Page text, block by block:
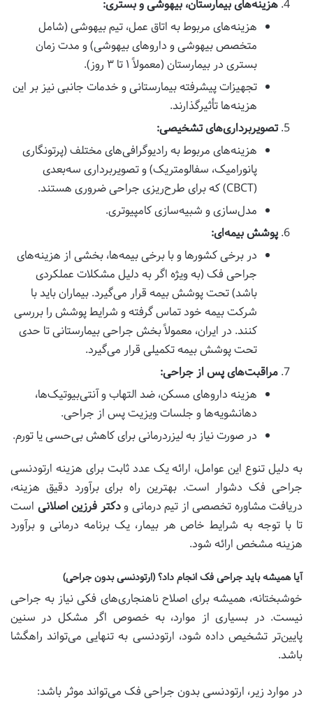
هزینه‌های بیمارستان، بیهوشی و بستری:
هزینه‌های مربوط به اتاق عمل، تیم بیهوشی (شامل
متخصص بیهوشی و داروهای بیهوشی) و مدت زمان
بستری در بیمارستان (معمولاً ۱ تا ۳ روز).
تجهیزات پیشرفته بیمارستانی و خدمات جانبی نیز بر این
هزینه‌ها تأثیرگذارند.
تصویربرداری‌های تشخیصی:
هزینه‌های مربوط به رادیوگرافی‌های مختلف (پرتونگاری
پانورامیک، سفالومتریک) و تصویربرداری سه‌بعدی
(CBCT) که برای طرح‌ریزی جراحی ضروری هستند.
مدل‌سازی و شبیه‌سازی کامپیوتری.
پوشش بیمه‌ای:
در برخی کشورها و با برخی بیمه‌ها، بخشی از هزینه‌های
جراحی فک (به ویژه اگر به دلیل مشکلات عملکردی
باشد) تحت پوشش بیمه قرار می‌گیرد. بیماران باید با
شرکت بیمه خود تماس گرفته و شرایط پوشش را بررسی
کنند. در ایران، معمولاً بخش جراحی بیمارستانی تا حدی
تحت پوشش بیمه تکمیلی قرار می‌گیرد.
مراقبت‌های پس از جراحی:
هزینه داروهای مسکن، ضد التهاب و آنتی‌بیوتیک‌ها،
دهانشویه‌ها و جلسات ویزیت پس از جراحی.
در صورت نیاز به لیزردرمانی برای کاهش بی‌حسی یا تورم.
به دلیل تنوع این عوامل، ارائه یک عدد ثابت برای هزینه ارتودنسی
جراحی فک دشوار است. بهترین راه برای برآورد دقیق هزینه،
دریافت مشاوره تخصصی از تیم درمانی ودکتر فرزین اصلانی است
تا با توجه به شرایط خاص هر بیمار، یک برنامه درمانی و برآورد
هزینه مشخص ارائه شود.
آیا همیشه باید جراحی فک انجام داد؟ (ارتودنسی بدون جراحی)
خوشبختانه، همیشه برای اصلاح ناهنجاری‌های فکی نیاز به جراحی
نیست. در بسیاری از موارد، به خصوص اگر مشکل در سنین
پایین‌تر تشخیص داده شود، ارتودنسی به تنهایی می‌تواند راهگشا
باشد.
در موارد زیر، ارتودنسی بدون جراحی فک می‌تواند موثر باشد: